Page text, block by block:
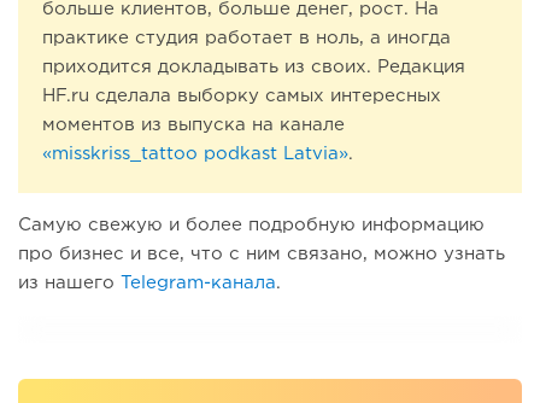
больше клиентов, больше денег, рост. На
практике студия работает в ноль, а иногда
приходится докладывать из своих. Редакция
HF.ru сделала выборку самых интересных
моментов из выпуска на канале
«misskriss_tattoo podkast Latvia».
Самую свежую и более подробную информацию
про бизнес и все, что с ним связано, можно узнать
из нашего
Telegram-канала.